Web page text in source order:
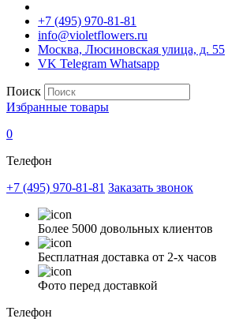
+7 (495) 970-81-81
info@violetflowers.ru
Москва, Люсиновская улица, д. 55
VK Telegram Whatsapp
Поиск
Избранные товары
0
Телефон
+7 (495) 970-81-81 Заказать звонок
Более 5000 довольных клиентов
Бесплатная доставка от 2-х часов
Фото перед доставкой
Телефон